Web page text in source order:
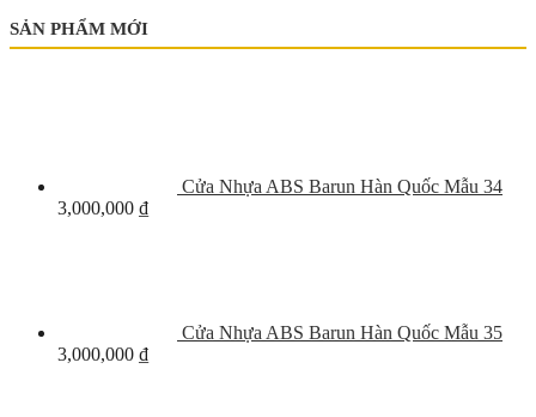
SẢN PHẨM MỚI
Cửa Nhựa ABS Barun Hàn Quốc Mẫu 34
3,000,000 ₫
Cửa Nhựa ABS Barun Hàn Quốc Mẫu 35
3,000,000 ₫